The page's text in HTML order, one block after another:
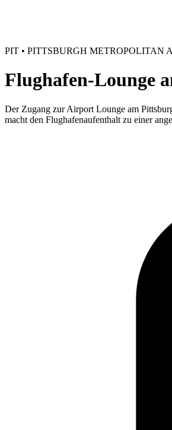
PIT • PITTSBURGH METROPOLITAN
Flughafen-Lounge
Der Zugang zur Airport Lounge am
macht den Flughafenaufenthalt zu einer